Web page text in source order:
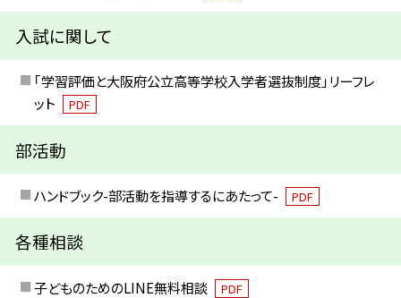
入試に関して
｢学習評価と大阪府公立高等学校入学者選抜制度｣リーフレ
ット
PDF
部活動
ハンドブック-部活動を指導するにあたって- PDF
各種相談
子どものためのLINE無料相談 PDF